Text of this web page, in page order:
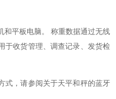
和平板电脑。 称重数据通过无线
于收货管理、调查记录、发货检
式，请参阅关于天平和秤的蓝牙